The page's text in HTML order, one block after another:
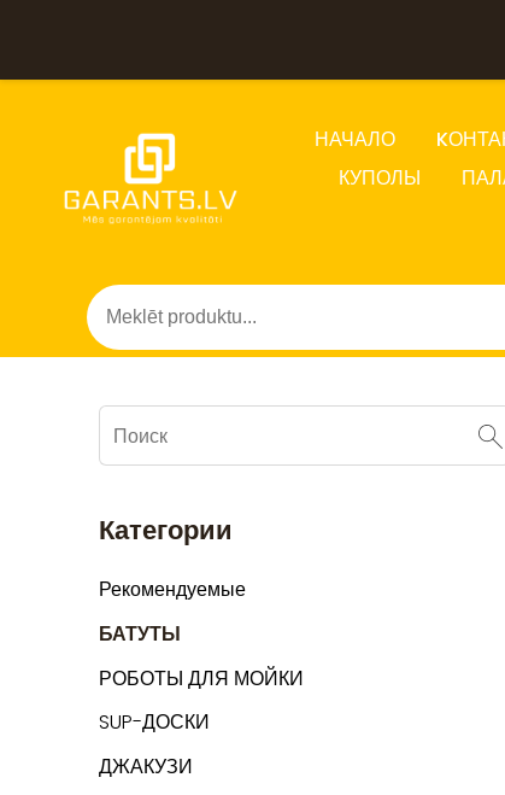
НАЧАЛО
КУПОЛЫ
Категории
Рекомендуемые
БАТУТЫ
РОБОТЫ ДЛЯ МОЙКИ
SUP-ДОСКИ
ДЖАКУЗИ